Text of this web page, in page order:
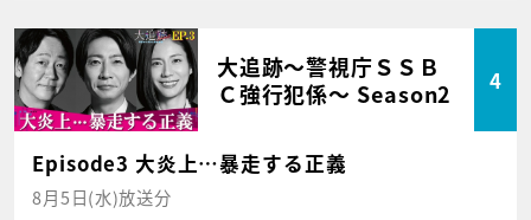
大追跡～警視庁ＳＳＢ
Ｃ強行犯係～ Season2
4
Episode3 大炎上…暴走する正義
8月5日(水)放送分